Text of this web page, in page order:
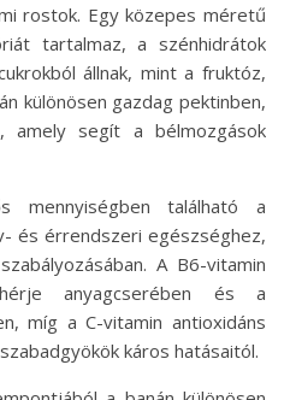
rostok. Egy közepes méretű
tartalmaz, a szénhidrátok
állnak, mint a fruktóz,
különösen gazdag pektinben,
amely segít a bélmozgások
mennyiségben található a
és érrendszeri egészséghez,
A B6-vitamin
anyagcserében és a
míg a C-vitamin antioxidáns
káros hatásaitól.